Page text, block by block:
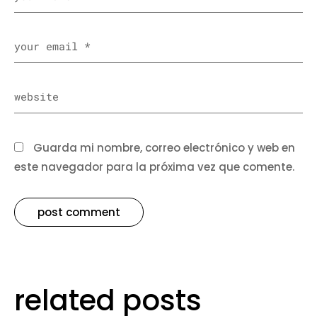
Guarda mi nombre, correo electrónico y web en
este navegador para la próxima vez que comente.
related posts